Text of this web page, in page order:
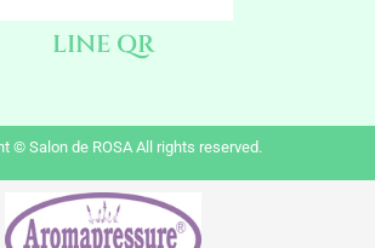
LINE QR
© Salon de ROSA All rights reserved.